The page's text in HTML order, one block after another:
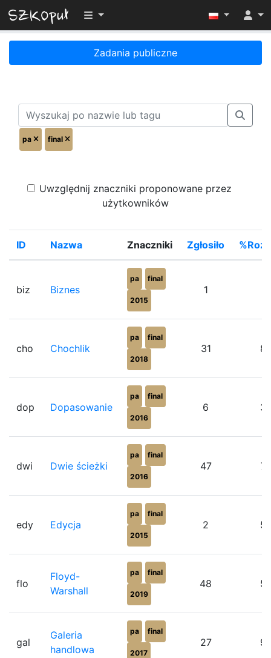
Przełącz widoczność menu
Zadania publiczne
pa final
Uwzględnij znaczniki proponowane przez
użytkowników
ID Nazwa Znaczniki Zgłosiło
biz Biznes
pa final
2015
1
cho Chochlik
pa final
2018
31
dop Dopasowanie
pa final
2016
6
dwi Dwie ścieżki
pa final
2016
47
edy Edycja
pa final
2015
2
flo
Floyd-
Warshall
pa final
2019
48
gal
Galeria
handlowa
pa final
2017
27